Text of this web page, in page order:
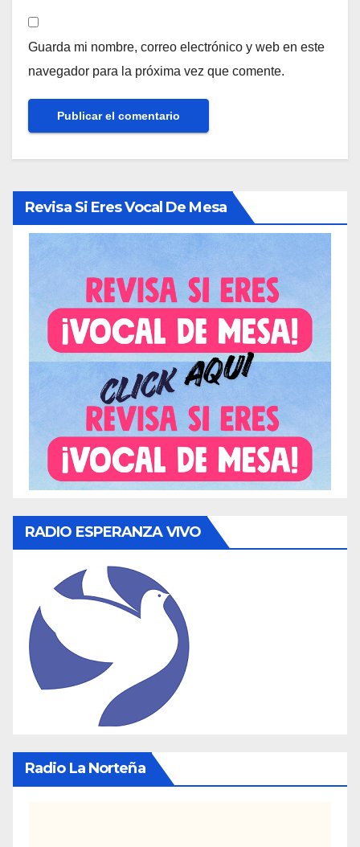
Guarda mi nombre, correo electrónico y web en este
navegador para la próxima vez que comente.
Revisa Si Eres Vocal De Mesa
RADIO ESPERANZA VIVO
Radio La Norteña